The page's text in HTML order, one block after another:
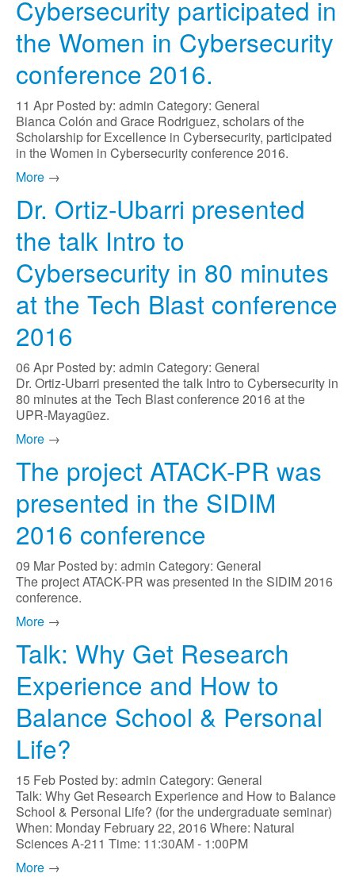
Cybersecurity participated in
the Women in Cybersecurity
conference 2016.
11 Apr Posted by: admin Category: General
Bianca Colón and Grace Rodriguez, scholars of the
Scholarship for Excellence in Cybersecurity, participated
in the Women in Cybersecurity conference 2016.
More →
Dr. Ortiz-Ubarri presented
the talk Intro to
Cybersecurity in 80 minutes
at the Tech Blast conference
2016
06Apr Posted by: admin Category: General
Dr. Ortiz-Ubarri presented the talk Intro to Cybersecurity in
80 minutes at the Tech Blast conference 2016 at the
UPR-Mayagüez.
More →
The project ATACK-PR was
presented in the SIDIM
2016 conference
09 Mar Posted by: admin Category: General
The project ATACK-PR was presented in the SIDIM 2016
conference.
More →
Talk: Why Get Research
Experience and How to
Balance School & Personal
Life?
15 Feb Posted by: admin Category: General
Talk: Why Get Research Experience and How to Balance
School & Personal Life? (for the undergraduate seminar)
When: Monday February 22, 2016 Where: Natural
Sciences A-211 Time: 11:30AM - 1:00PM
More →